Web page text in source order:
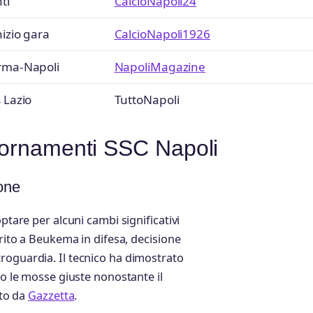
gara CalcioNapoli1926
Napoli NapoliMagazine
TuttoNapoli
SSC Napoli
per alcuni cambi significativi
a Beukema in difesa, decisione
Il tecnico ha dimostrato
le mosse giuste nonostante il
da Gazzetta.